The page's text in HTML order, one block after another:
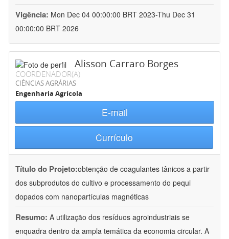
Vigência: Mon Dec 04 00:00:00 BRT 2023-Thu Dec 31
00:00:00 BRT 2026
Alisson Carraro Borges
COORDENADOR(A)
CIÊNCIAS AGRÁRIAS
Engenharia Agrícola
E-mail
Currículo
Título do Projeto:obtenção de coagulantes tânicos a partir
dos subprodutos do cultivo e processamento do pequi
dopados com nanopartículas magnéticas
Resumo: A utilização dos resíduos agroindustriais se
enquadra dentro da ampla temática da economia circular. A